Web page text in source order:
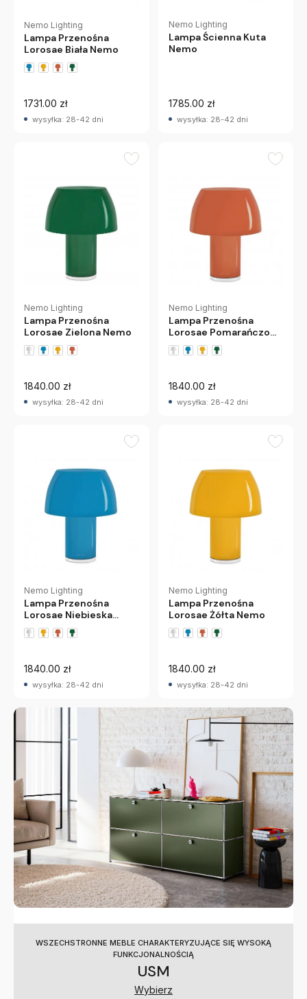
Nemo Lighting
Lampa Przenośna
Lorosae Biała Nemo
1731.00 zł
wysyłka: 28-42 dni
Nemo Lighting
Lampa Ścienna Kuta
Nemo
1785.00 zł
wysyłka: 28-42 dni
Nemo Lighting
Lampa Przenośna
Lorosae Zielona Nemo
1840.00 zł
wysyłka: 28-42 dni
Nemo Lighting
Lampa Przenośna
Lorosae Pomarańczowa
Nemo
1840.00 zł
wysyłka: 28-42 dni
Nemo Lighting
Lampa Przenośna
Lorosae Niebieska
Nemo
1840.00 zł
wysyłka: 28-42 dni
Nemo Lighting
Lampa Przenośna
Lorosae Żółta Nemo
1840.00 zł
wysyłka: 28-42 dni
WSZECHSTRONNE MEBLE CHARAKTERYZUJĄCE SIĘ WYSOKĄ
FUNKCJONALNOŚCIĄ
USM
Wybierz